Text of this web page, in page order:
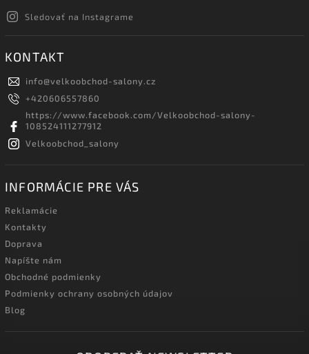
Sledovať na Instagrame
KONTAKT
info@velkoobchod-salony.cz
+420606557860
https://www.facebook.com/Velkoobchod-salony-
108524111277912
Velkoobchod_salony
INFORMÁCIE PRE VÁS
Reklamácie
Kontakty
Doprava
Napíšte nám
Obchodné podmienky
Podmienky ochrany osobných údajov
Blog